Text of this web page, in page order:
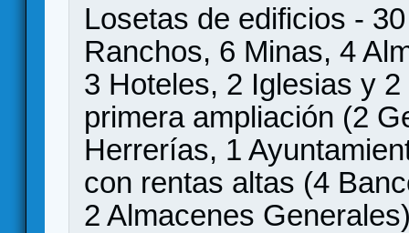
Losetas de edificios -
Ranchos, 6 Minas, 4
3 Hoteles, 2 Iglesias y
primera ampliación (2
Herrerías, 1
con rentas altas (4
2 Almacenes